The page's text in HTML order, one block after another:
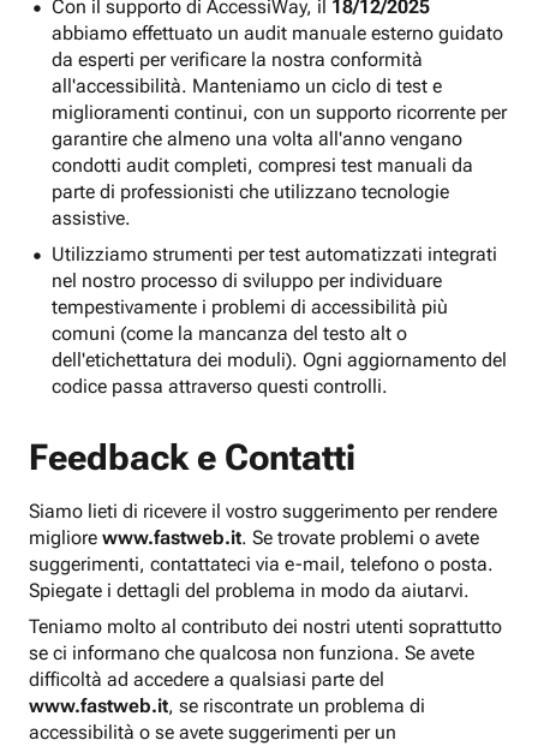
Con il supporto di AccessiWay, il 18/12/2025
abbiamo effettuato un audit manuale esterno guidato
da esperti per verificare la nostra conformità
all'accessibilità. Manteniamo un ciclo di test e
miglioramenti continui, con un supporto ricorrente per
garantire che almeno una volta all'anno vengano
condotti audit completi, compresi test manuali da
parte di professionisti che utilizzano tecnologie
assistive.
Utilizziamo strumenti per test automatizzati integrati
nel nostro processo di sviluppo per individuare
tempestivamente i problemi di accessibilità più
comuni (come la mancanza del testo alt o
dell'etichettatura dei moduli). Ogni aggiornamento del
codice passa attraverso questi controlli.
Feedback e Contatti
Siamo lieti di ricevere il vostro suggerimento per rendere
migliore www.fastweb.it. Se trovate problemi o avete
suggerimenti, contattateci via e-mail, telefono o posta.
Spiegate i dettagli del problema in modo da aiutarvi.
Teniamo molto al contributo dei nostri utenti soprattutto
se ci informano che qualcosa non funziona. Se avete
difficoltà ad accedere a qualsiasi parte del
www.fastweb.it, se riscontrate un problema di
accessibilità o se avete suggerimenti per un